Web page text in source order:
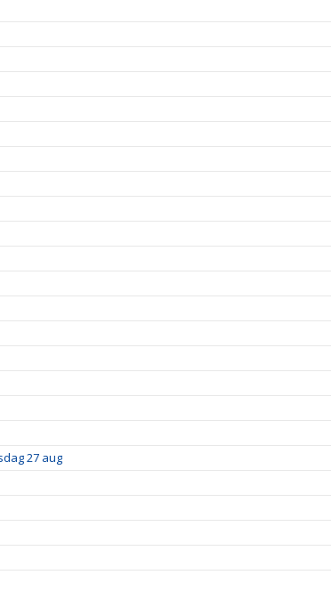
27 aug